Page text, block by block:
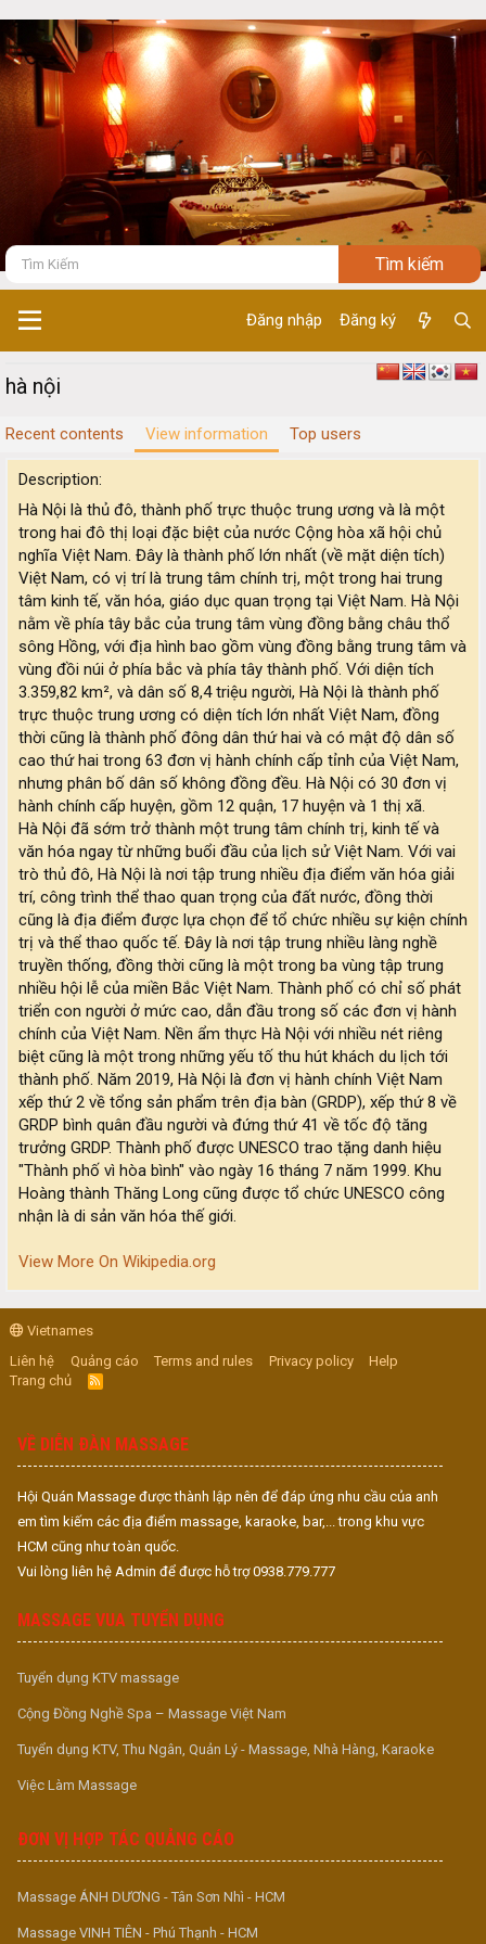
Đăng nhập Đăng ký
hà nội
Recent contents View information Top users
Description
Hà Nội là thủ đô, thành phố trực thuộc trung ương và là một
trong hai đô thị loại đặc biệt của nước Cộng hòa xã hội chủ
nghĩa Việt Nam. Đây là thành phố lớn nhất (về mặt diện tích)
Việt Nam, có vị trí là trung tâm chính trị, một trong hai trung
tâm kinh tế, văn hóa, giáo dục quan trọng tại Việt Nam. Hà Nội
nằm về phía tây bắc của trung tâm vùng đồng bằng châu thổ
sông Hồng, với địa hình bao gồm vùng đồng bằng trung tâm và
vùng đồi núi ở phía bắc và phía tây thành phố. Với diện tích
3.359,82 km², và dân số 8,4 triệu người, Hà Nội là thành phố
trực thuộc trung ương có diện tích lớn nhất Việt Nam, đồng
thời cũng là thành phố đông dân thứ hai và có mật độ dân số
cao thứ hai trong 63 đơn vị hành chính cấp tỉnh của Việt Nam,
nhưng phân bố dân số không đồng đều. Hà Nội có 30 đơn vị
hành chính cấp huyện, gồm 12 quận, 17 huyện và 1 thị xã.
Hà Nội đã sớm trở thành một trung tâm chính trị, kinh tế và
văn hóa ngay từ những buổi đầu của lịch sử Việt Nam. Với vai
trò thủ đô, Hà Nội là nơi tập trung nhiều địa điểm văn hóa giải
trí, công trình thể thao quan trọng của đất nước, đồng thời
cũng là địa điểm được lựa chọn để tổ chức nhiều sự kiện chính
trị và thể thao quốc tế. Đây là nơi tập trung nhiều làng nghề
truyền thống, đồng thời cũng là một trong ba vùng tập trung
nhiều hội lễ của miền Bắc Việt Nam. Thành phố có chỉ số phát
triển con người ở mức cao, dẫn đầu trong số các đơn vị hành
chính của Việt Nam. Nền ẩm thực Hà Nội với nhiều nét riêng
biệt cũng là một trong những yếu tố thu hút khách du lịch tới
thành phố. Năm 2019, Hà Nội là đơn vị hành chính Việt Nam
xếp thứ 2 về tổng sản phẩm trên địa bàn (GRDP), xếp thứ 8 về
GRDP bình quân đầu người và đứng thứ 41 về tốc độ tăng
trưởng GRDP. Thành phố được UNESCO trao tặng danh hiệu
"Thành phố vì hòa bình" vào ngày 16 tháng 7 năm 1999. Khu
Hoàng thành Thăng Long cũng được tổ chức UNESCO công
nhận là di sản văn hóa thế giới.
View More On Wikipedia.org
Vietnames
Liên hệ
Quảng cáo Terms and rules Privacy policy
Help
Trang chủ
R
S
VỀ DIỄN ĐÀN MASSAGE
Hội Quán Massage được thành lập nên để đáp ứng nhu cầu của anh
em tìm kiếm các địa điểm massage, karaoke, bar,... trong khu vực
HCM cũng như toàn quốc.
Vui lòng liên hệ Admin để được hỗ trợ 0938.779.777
MASSAGE VUA TUYỂN DỤNG
Tuyển dụng KTV massage
Cộng Đồng Nghề Spa – Massage Việt Nam
Tuyển dụng KTV, Thu Ngân, Quản Lý - Massage, Nhà Hàng, Karaoke
Việc Làm Massage
ĐƠN VỊ HỢP TÁC QUẢNG CÁO
Massage ÁNH DƯƠNG - Tân Sơn Nhì - HCM
Massage VINH TIÊN - Phú Thạnh - HCM